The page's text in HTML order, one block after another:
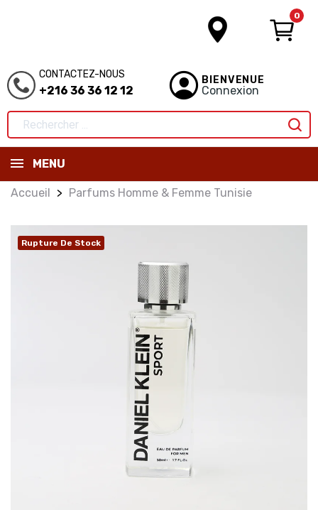
0
CONTACTEZ-NOUS
+216 36 36 12 12
BIENVENUE
Connexion
MENU
Accueil Parfums Homme & Femme Tunisie
Rupture De Stock